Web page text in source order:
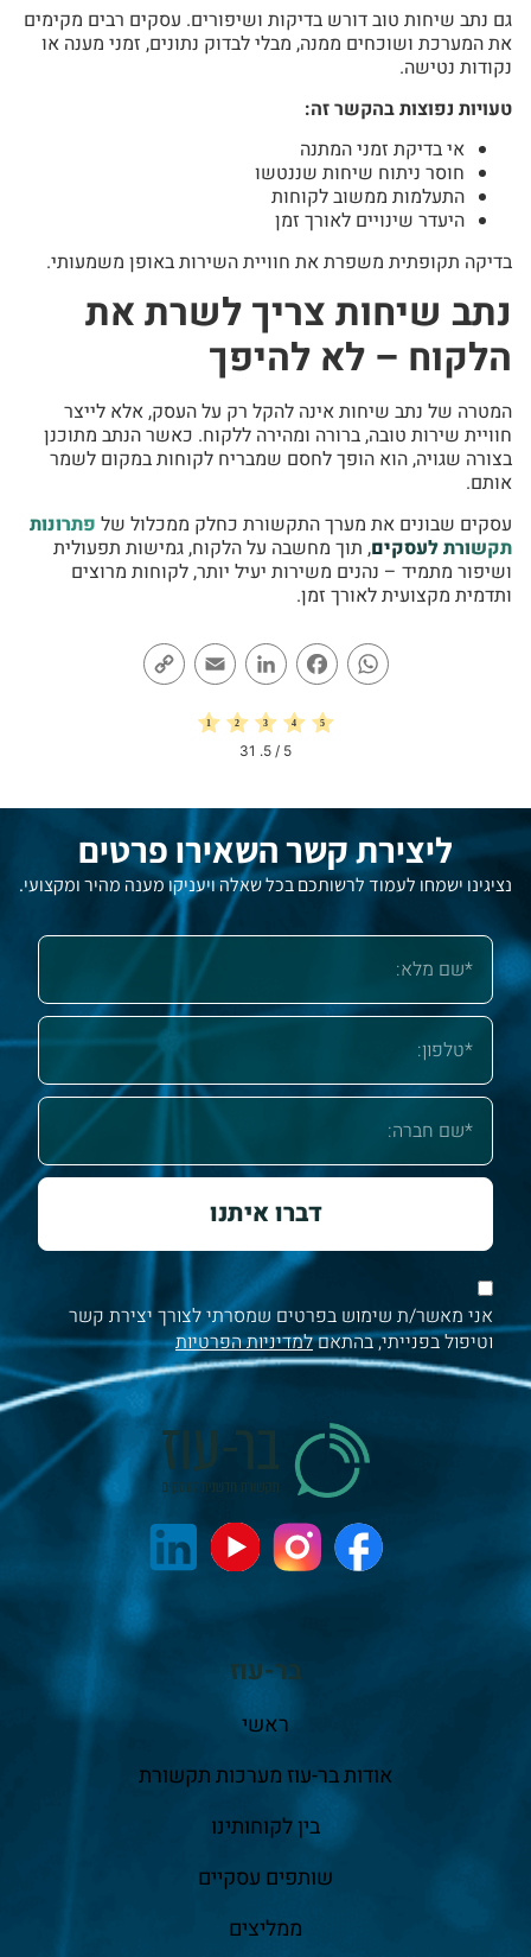
גם נתב שיחות טוב דורש בדיקות ושיפורים. עסקים רבים מקימים
את המערכת ושוכחים ממנה, מבלי לבדוק נתונים, זמני מענה או
נקודות נטישה.
טעויות נפוצות בהקשר זה:
אי בדיקת זמני המתנה
חוסר ניתוח שיחות שננטשו
התעלמות ממשוב לקוחות
היעדר שינויים לאורך זמן
בדיקה תקופתית משפרת את חוויית השירות באופן משמעותי.
נתב שיחות צריך לשרת את
הלקוח – לא להיפך
המטרה של נתב שיחות אינה להקל רק על העסק, אלא לייצר
חוויית שירות טובה, ברורה ומהירה ללקוח. כאשר הנתב מתוכנן
בצורה שגויה, הוא הופך לחסם שמבריח לקוחות במקום לשמר
אותם.
עסקים שבונים את מערך התקשורת כחלק ממכלול של פתרונות
תקשורת לעסקים, תוך מחשבה על הלקוח, גמישות תפעולית
ושיפור מתמיד – נהנים משירות יעיל יותר, לקוחות מרוצים
ותדמית מקצועית לאורך זמן.
WhatsApp
Facebook
LinkedIn
Email
5
/ 5.
31
ליצירת קשר השאירו פרטים
נציגינו ישמחו לעמוד לרשותכם בכל שאלה ויעניקו מענה מהיר ומקצועי.
אני מאשר/ת שימוש בפרטים שמסרתי לצורך יצירת קשר
וטיפול בפנייתי, בהתאםלמדיניות הפרטיות
דברו איתנו
בר-עוז
ראשי
אודות בר-עוז מערכות תקשורת
בין לקוחותינו
שותפים עסקיים
ממליצים